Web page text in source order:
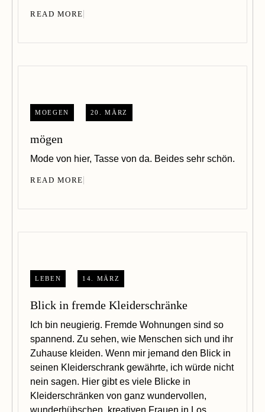
READ MORE
20. MÄRZ
MOEGEN
mögen
Mode von hier, Tasse von da. Beides sehr schön.
READ MORE
14. MÄRZ
LEBEN
Blick in fremde Kleiderschränke
Ich bin neugierig. Fremde Wohnungen sind so
spannend. Zu sehen, wie Menschen sich und ihr
Zuhause kleiden. Wenn mir jemand den Blick in
seinen Kleiderschrank gewährte, ich würde nicht
nein sagen. Hier gibt es viele Blicke in
Kleiderschränken von ganz wundervollen,
wunderhübschen, kreativen Frauen in Los